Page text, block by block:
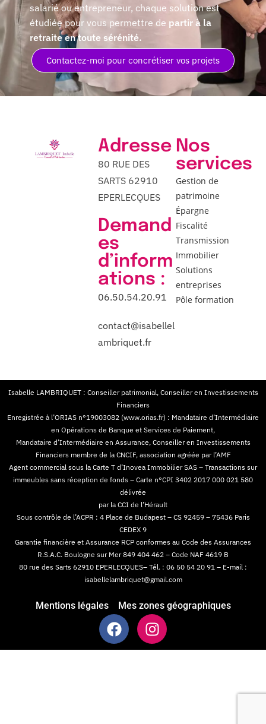
salarié ou entrepreneur, chaque solution est
étudiée pour vous permettre de partir à la
retraite en toute sérénité.
Contactez-moi pour concrétiser vos projets
Nos
services
Gestion de
patrimoine
Épargne
Fiscalité
Transmission
Immobilier
Solutions
entreprises
Pôle formation
Adresse
80 RUE DES
SARTS 62910
EPERLECQUES
Demand
es
d’inform
ations :
06.50.54.20.91
contact@isabellel
ambriquet.fr
Isabelle LAMBRIQUET : Conseiller patrimonial, Conseiller en Investissements
Financiers
Enregistrée à l’ORIAS n°19003082 (www.orias.fr) : Mandataire d’Intermédiaire
en Opérations de Banque et Services de Paiement,
Mandataire d’Intermédiaire en Assurance, Conseiller en Investissements
Financiers membre de la CNCIF, association agréée par l’AMF
Agent commercial sous la Carte T d’Inovea Immobilier SAS – Transactions sur
immeubles sans réception de fonds – Carte n°CPI 3402 2017 000 021 580
délivrée
par la CCI de l’Hérault
Sous contrôle de l’ACPR : 4 Place de Budapest – CS 92459 – 75436 Paris
CEDEX 9
Garantie financière et Assurance RCP conformes au Code des Assurances
R.S.A.C. Boulogne sur Mer 849 404 462 – Code NAF 4619 B
80 rue des Sarts 62910 EPERLECQUES– Tél. : 06 50 54 20 91 – E-mail :
isabellelambriquet@gmail.com
Mentions légales Mes zones géographiques